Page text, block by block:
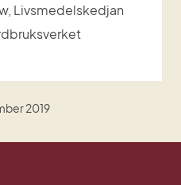
Livsmedelskedjan
2019